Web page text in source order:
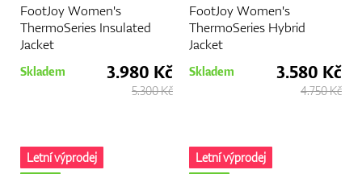
FootJoy Women's
ThermoSeries Insulated
Jacket
Skladem 3.980 Kč
5.300 Kč
FootJoy Women's
ThermoSeries Hybrid
Jacket
Skladem 3.580 Kč
4.750 Kč
Letní výprodej
Letní výprodej